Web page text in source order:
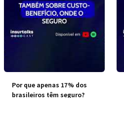
Por que apenas 17% dos
brasileiros têm seguro?